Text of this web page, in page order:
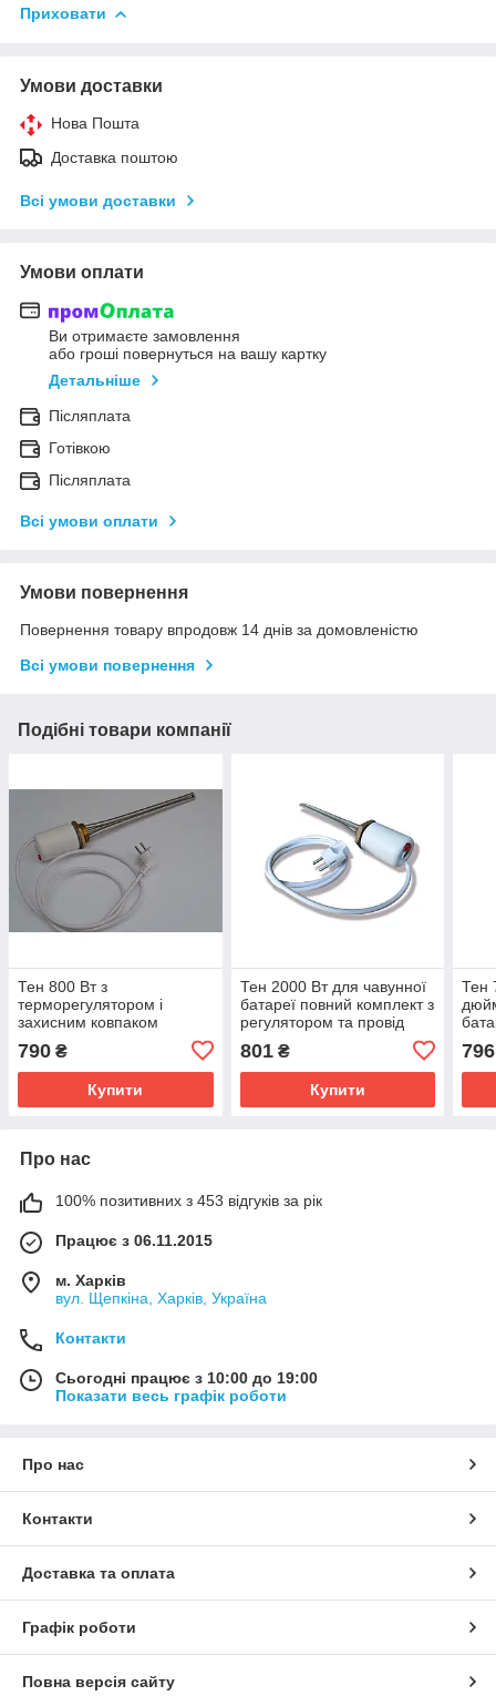
Приховати
Умови доставки
Нова Пошта
Доставка поштою
Всі умови доставки
Умови оплати
Ви отримаєте замовлення
або гроші повернуться на вашу картку
Детальніше
Післяплата
Готівкою
Післяплата
Всі умови оплати
Умови повернення
Повернення товару впродовж 14 днів за домовленістю
Всі умови повернення
Подібні товари компанії
Тен 800 Вт з
терморегулятором і
захисним ковпаком
батареї
790 ₴
Купити
Тен 2000 Вт для чавунної
батареї повний комплект з
регулятором та провід
801₴
Купити
Тен
796
Про нас
100% позитивних з 453 відгуків за рік
Працює з 06.11.2015
м. Харків
вул. Щепкіна, Харків, Україна
Контакти
Сьогодні працює з 10:00 до 19:00
Показати весь графік роботи
Про нас
Контакти
Доставка та оплата
Графік роботи
Повна версія сайту